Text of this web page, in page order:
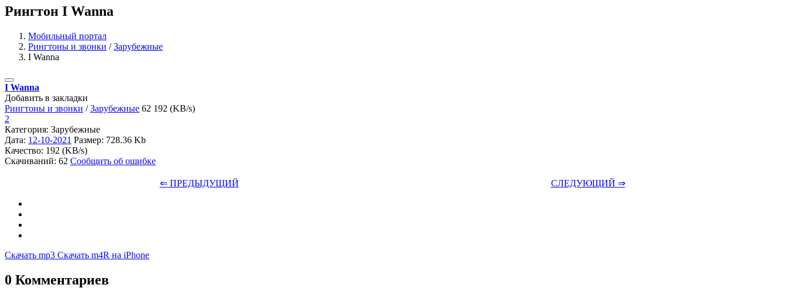
Рингтон I Wanna
Мобильный портал
Рингтоны и звонки /Зарубежные
I Wanna
I Wanna
Добавить в закладки
Рингтоны и звонки /Зарубежные 62 192 (KB/s)
2
Категория: Зарубежные
Дата: 12-10-2021 Размер: 728.36 Kb
Качество: 192 (KB/s)
Скачиваний: 62 Сообщить об ошибке
⇐ ПРЕДЫДУЩИЙ СЛЕДУЮЩИЙ ⇒
Скачать mp3 Скачать m4R на iPhone
0 Комментариев